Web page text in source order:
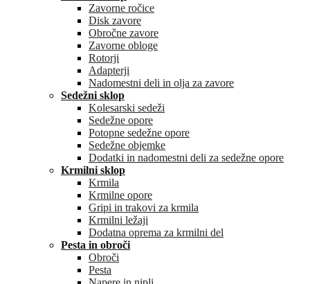
Zavorne ročice
Disk zavore
Obročne zavore
Zavorne obloge
Rotorji
Adapterji
Nadomestni deli in olja za zavore
Sedežni sklop
Kolesarski sedeži
Sedežne opore
Potopne sedežne opore
Sedežne objemke
Dodatki in nadomestni deli za sedežne opore
Krmilni sklop
Krmila
Krmilne opore
Gripi in trakovi za krmila
Krmilni ležaji
Dodatna oprema za krmilni del
Pesta in obroči
Obroči
Pesta